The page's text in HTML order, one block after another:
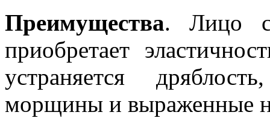
Преимущества. Лицо
приобретает
устраняется
морщины и выраженные